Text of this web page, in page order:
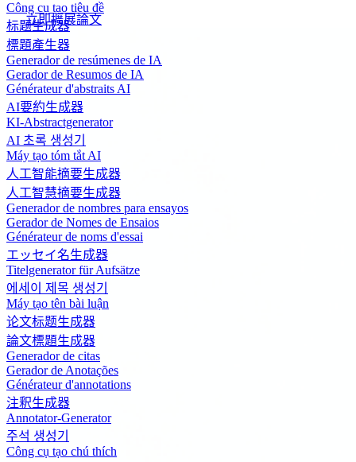
Công cụ tạo tiêu đề
标题生成器
標題產生器
Generador de resúmenes de IA
Gerador de Resumos de IA
Générateur d'abstraits AI
AI要約生成器
KI-Abstractgenerator
AI 초록 생성기
Máy tạo tóm tắt AI
人工智能摘要生成器
人工智慧摘要生成器
Generador de nombres para ensayos
Gerador de Nomes de Ensaios
Générateur de noms d'essai
エッセイ名生成器
Titelgenerator für Aufsätze
에세이 제목 생성기
Máy tạo tên bài luận
论文标题生成器
論文標題生成器
Generador de citas
Gerador de Anotações
Générateur d'annotations
注釈生成器
Annotator-Generator
주석 생성기
Công cụ tạo chú thích
立即擴展論文